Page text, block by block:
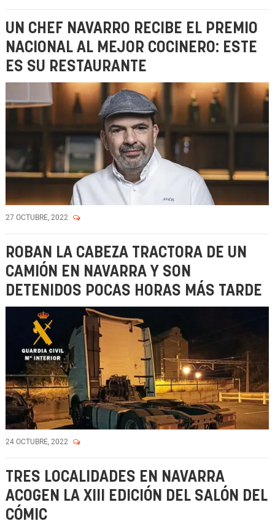
UN CHEF NAVARRO RECIBE EL PREMIO
NACIONAL AL MEJOR COCINERO: ESTE
ES SU RESTAURANTE
27 OCTUBRE, 2022
ROBAN LA CABEZA TRACTORA DE UN
CAMIÓN EN NAVARRA Y SON
DETENIDOS POCAS HORAS MÁS TARDE
24 OCTUBRE, 2022
TRES LOCALIDADES EN NAVARRA
ACOGEN LA XIII EDICIÓN DEL SALÓN DEL
CÓMIC